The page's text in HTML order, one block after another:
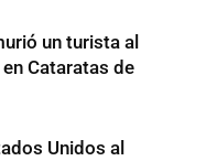
un turista al
Cataratas de
Unidos al